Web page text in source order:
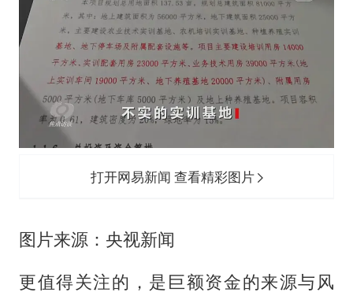
打开网易新闻 查看精彩图片
图片来源：央视新闻
更值得关注的，是巨额资金的来源与风